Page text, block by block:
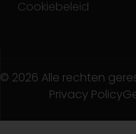
Cookiebeleid
© 2026 Alle rechten
Privacy Policy